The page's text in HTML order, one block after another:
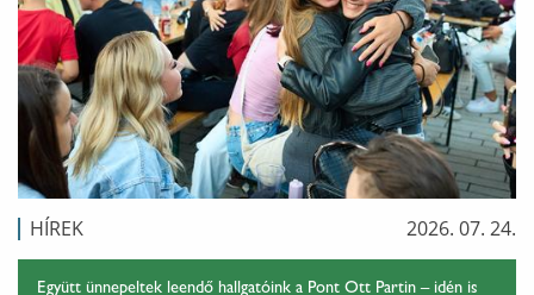
HÍREK 2026. 07. 24.
Együtt ünnepeltek leendő hallgatóink a Pont Ott Partin – idén is